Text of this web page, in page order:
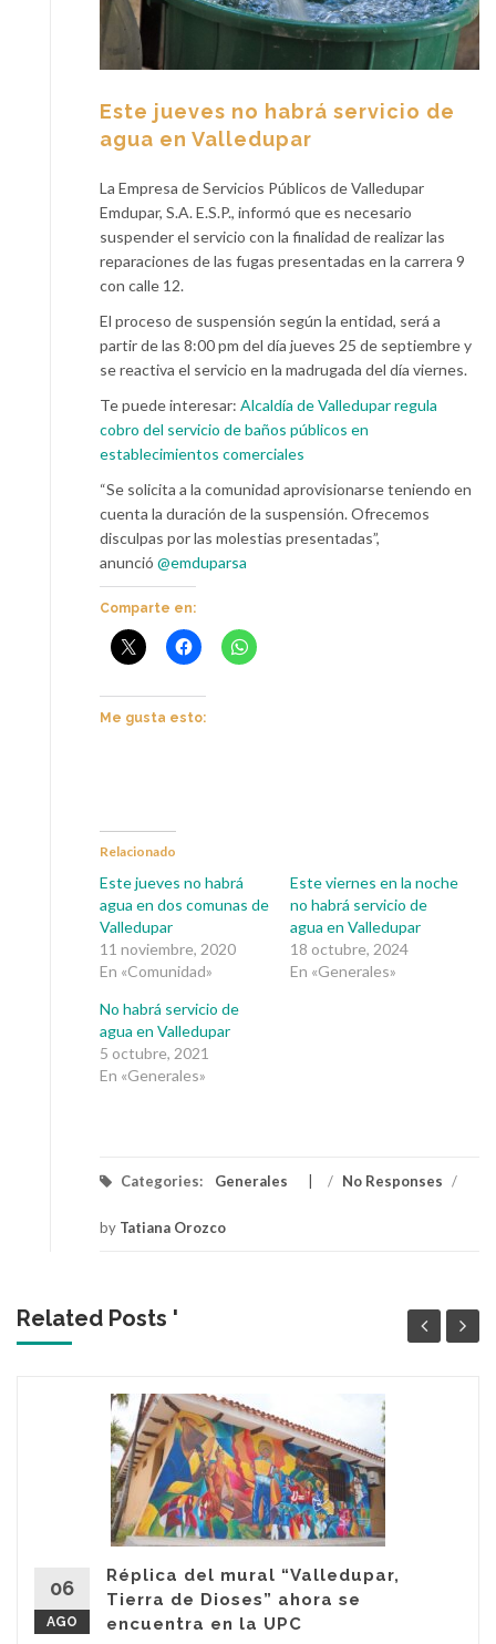
Este jueves no habrá servicio de
agua en Valledupar
La Empresa de Servicios Públicos de Valledupar
Emdupar, S.A. E.S.P., informó que es necesario
suspender el servicio con la finalidad de realizar las
reparaciones de las fugas presentadas en la carrera 9
con calle 12.
El proceso de suspensión según la entidad, será a
partir de las 8:00 pm del día jueves 25 de septiembre y
se reactiva el servicio en la madrugada del día viernes.
Te puede interesar: Alcaldía de Valledupar regula
cobro del servicio de baños públicos en
establecimientos comerciales
“Se solicita a la comunidad aprovisionarse teniendo en
cuenta la duración de la suspensión. Ofrecemos
disculpas por las molestias presentadas”,
anunció @emduparsa
Comparte en:
Me gusta esto:
Relacionado
Este jueves no habrá
agua en dos comunas de
Valledupar
11 noviembre, 2020
En «Comunidad»
Este viernes en la noche
no habrá servicio de
agua en Valledupar
18 octubre, 2024
En «Generales»
No habrá servicio de
agua en Valledupar
5 octubre, 2021
En «Generales»
Categories: Generales / No Responses /
by Tatiana Orozco
Related Posts '
06
AGO
Réplica del mural “Valledupar,
Tierra de Dioses” ahora se
encuentra en la UPC